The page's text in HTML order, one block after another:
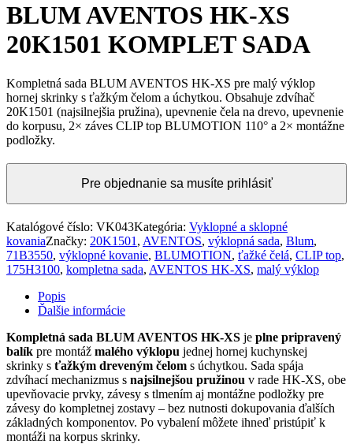
BLUM AVENTOS HK-XS
20K1501 KOMPLET SADA
Kompletná sada BLUM AVENTOS HK-XS pre malý výklop
hornej skrinky s ťažkým čelom a úchytkou. Obsahuje zdvíhač
20K1501 (najsilnejšia pružina), upevnenie čela na drevo, upevnenie
do korpusu, 2× záves CLIP top BLUMOTION 110° a 2× montážne
podložky.
Pre objednanie sa musíte prihlásiť
Katalógové číslo: VK043Kategória: Vyklopné a sklopné
kovaniaZnačky: 20K1501 , AVENTOS, výklopná sada, Blum,
71B3550, výklopné kovanie, BLUMOTION, ťažké čelá, CLIP top,
175H3100, kompletna sada, AVENTOS HK-XS, malý výklop
Popis
Ďalšie informácie
Kompletná sada BLUM AVENTOS HK-XS je plne pripravený
balík pre montáž malého výklopu jednej hornej kuchynskej
skrinky s ťažkým dreveným čelom s úchytkou. Sada spája
zdvíhací mechanizmus s najsilnejšou pružinou v rade HK-XS, obe
upevňovacie prvky, závesy s tlmením aj montážne podložky pre
závesy do kompletnej zostavy – bez nutnosti dokupovania ďalších
základných komponentov. Po vybalení môžete ihneď pristúpiť k
montáži na korpus skrinky.